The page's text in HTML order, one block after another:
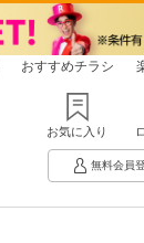
おすすめチラシ
お気に入り
無料会員